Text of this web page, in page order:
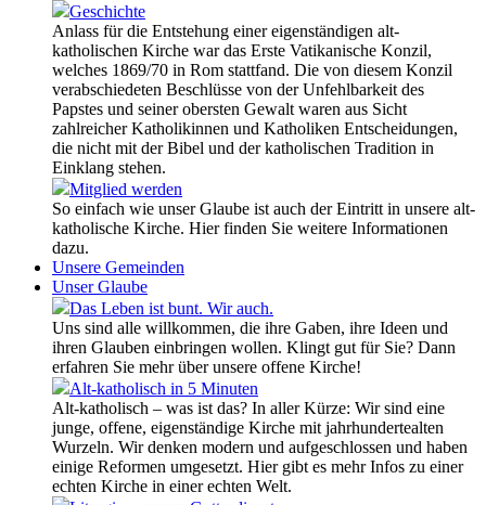
Geschichte
Anlass für die Entstehung einer eigenständigen alt-
katholischen Kirche war das Erste Vatikanische Konzil,
welches 1869/70 in Rom stattfand. Die von diesem Konzil
verabschiedeten Beschlüsse von der Unfehlbarkeit des
Papstes und seiner obersten Gewalt waren aus Sicht
zahlreicher Katholikinnen und Katholiken Entscheidungen,
die nicht mit der Bibel und der katholischen Tradition in
Einklang stehen.
Mitglied werden
So einfach wie unser Glaube ist auch der Eintritt in unsere alt-
katholische Kirche. Hier finden Sie weitere Informationen
dazu.
Unsere Gemeinden
Unser Glaube
Das Leben ist bunt. Wir auch.
Uns sind alle willkommen, die ihre Gaben, ihre Ideen und
ihren Glauben einbringen wollen. Klingt gut für Sie? Dann
erfahren Sie mehr über unsere offene Kirche!
Alt-katholisch in 5 Minuten
Alt-katholisch – was ist das? In aller Kürze: Wir sind eine
junge, offene, eigenständige Kirche mit jahrhundertealten
Wurzeln. Wir denken modern und aufgeschlossen und haben
einige Reformen umgesetzt. Hier gibt es mehr Infos zu einer
echten Kirche in einer echten Welt.